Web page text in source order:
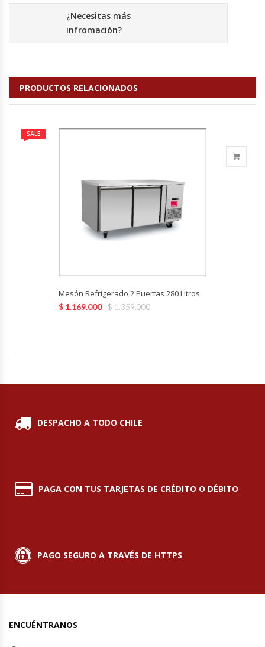
Expendedoras De Jugo
Exprimidor De Naranjas
Extractoras De Jugos
Fabricadoras De Hielo
Freidoras Industriales
Hervidores / Percoladores
Hornos A Piso Y Pizzeros
Hornos Industriales
Lavafondos
Licuadoras Industriales
¿Necesitas más
infromación?
PRODUCTOS RELACIONADOS
SALE
Mesón Refrigerado 2 Puertas 280 Litros
$1.359.000
$ 1.169.000
DESPACHO A TODO CHILE
PAGA CON TUS TARJETAS DE CRÉDITO O DÉBITO
PAGO SEGURO A TRAVÉS DE HTTPS
ENCUÉNTRANOS